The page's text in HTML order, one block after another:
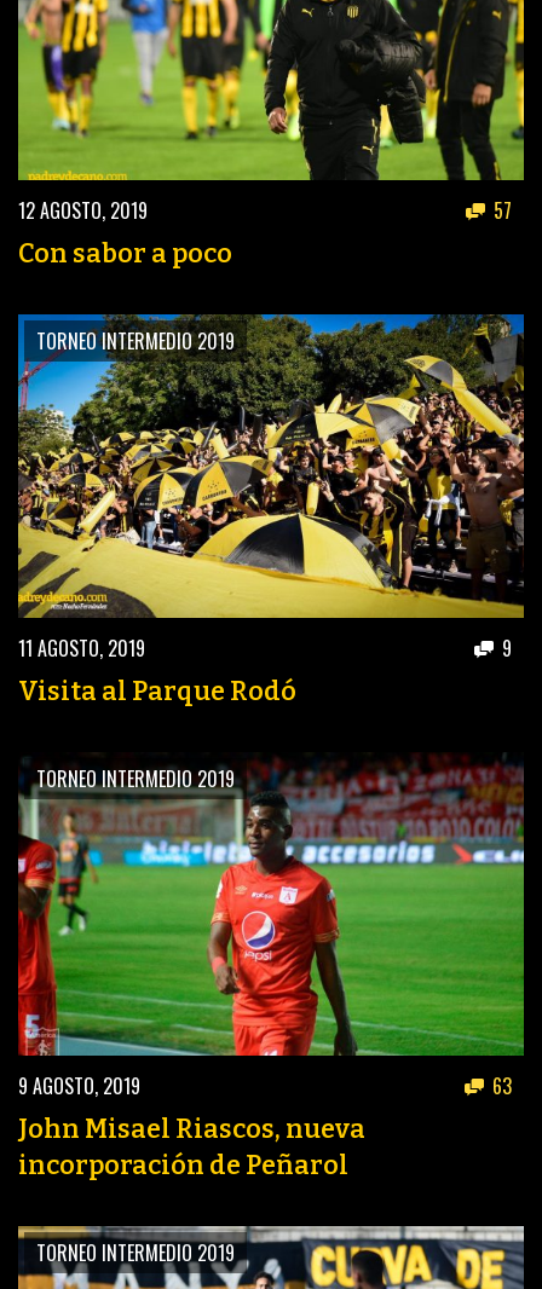
12 AGOSTO, 2019 57
Con sabor a poco
TORNEO INTERMEDIO 2019
11 AGOSTO, 2019 9
Visita al Parque Rodó
TORNEO INTERMEDIO 2019
9 AGOSTO, 2019 63
John Misael Riascos, nueva
incorporación de Peñarol
TORNEO INTERMEDIO 2019